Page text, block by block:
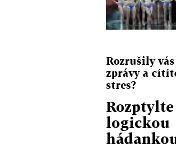
Rozrušily vás
zprávy a
stres?
Rozptylte
logickou